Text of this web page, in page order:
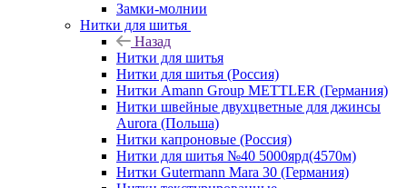
Замки-молнии
Нитки для шитья
Назад
Нитки для шитья
Нитки для шитья (Россия)
Нитки Amann Group METTLER (Германия)
Нитки швейные двухцветные для джинсы
Aurora (Польша)
Нитки капроновые (Россия)
Нитки для шитья №40 5000ярд(4570м)
Нитки Gutermann Mara 30 (Германия)